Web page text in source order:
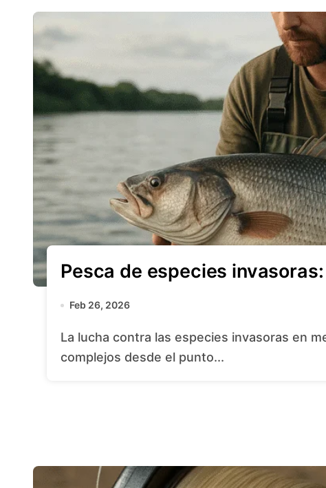
Pesca de especies
Feb 26, 2026
La lucha contra las especies invasoras en medios acuáticos plantea desafíos
complejos desde el punto...